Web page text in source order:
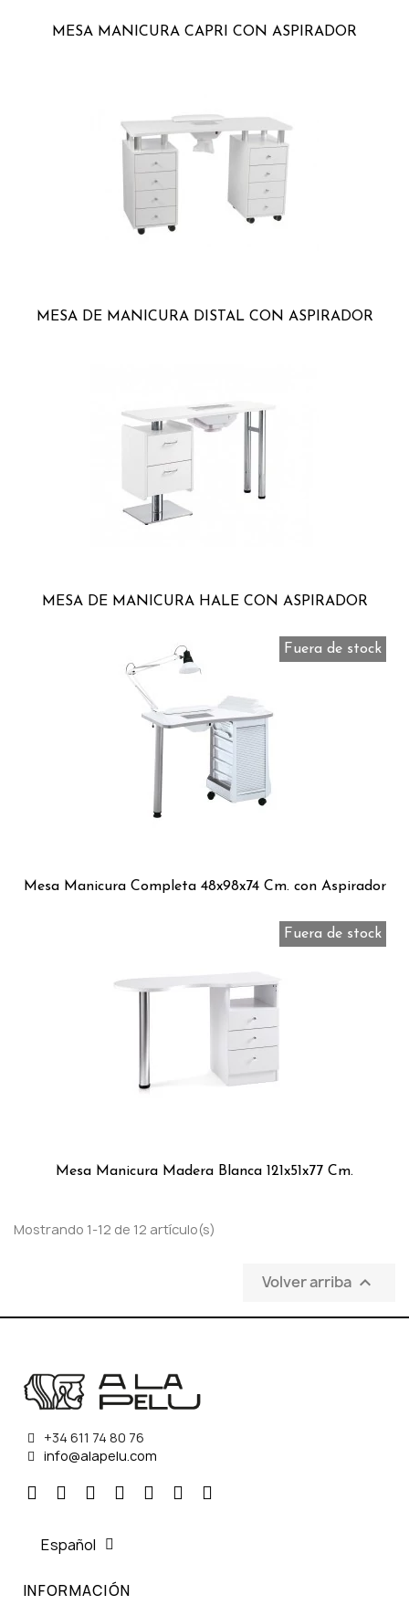
MESA MANICURA CAPRI CON ASPIRADOR
MESA DE MANICURA DISTAL CON ASPIRADOR
MESA DE MANICURA HALE CON ASPIRADOR
Fuera de stock
Mesa Manicura Completa 48x98x74 Cm. con Aspirador
Fuera de stock
Mesa Manicura Madera Blanca 121x51x77 Cm.
Mostrando 1-12 de 12 artículo(s)
Volver arriba 
+34 611 74 80 76
info@alapelu.com
Español
INFORMACIÓN